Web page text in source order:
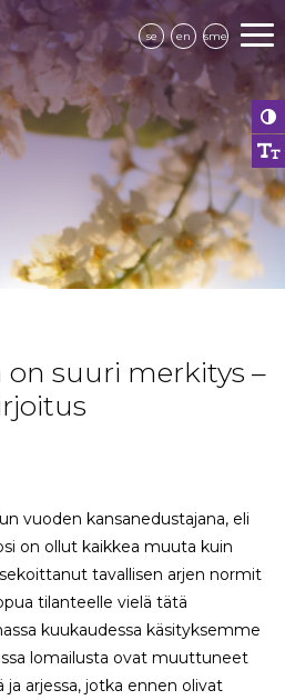
se en sme
on suuri merkitys –
vuoden kansanedustajana, eli
on ollut kaikkea muuta kuin
tavallisen arjen normit
tilanteelle vielä tätä
kuukaudessa käsityksemme
lomailusta ovat muuttuneet
ja arjessa, jotka ennen olivat